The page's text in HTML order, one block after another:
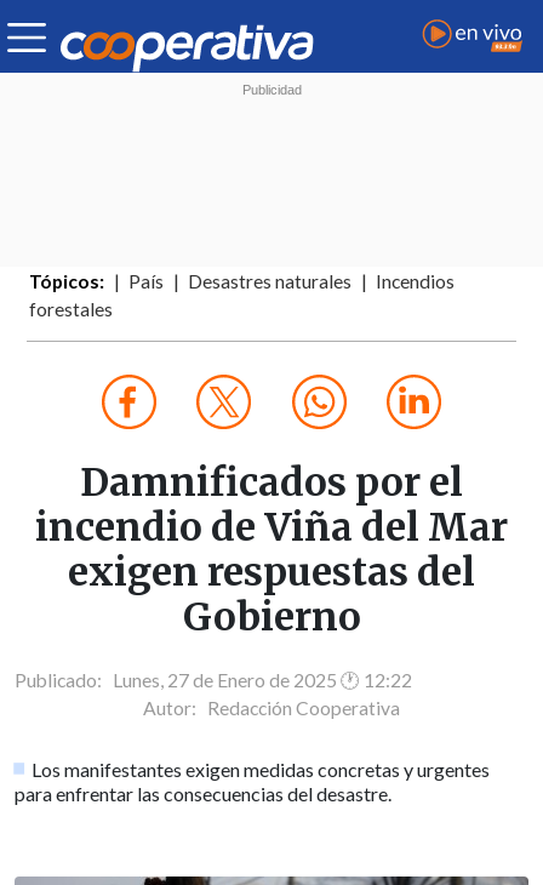
Tópicos: País Desastres naturales
Incendios
forestales
Damnificados por el
incendio de Viña del Mar
exigen respuestas del
Gobierno
Publicado: Lunes, 27 de Enero de 2025 🕐 12:22
Autor: Redacción Cooperativa
Los manifestantes exigen medidas concretas y urgentes
para enfrentar las consecuencias del desastre.